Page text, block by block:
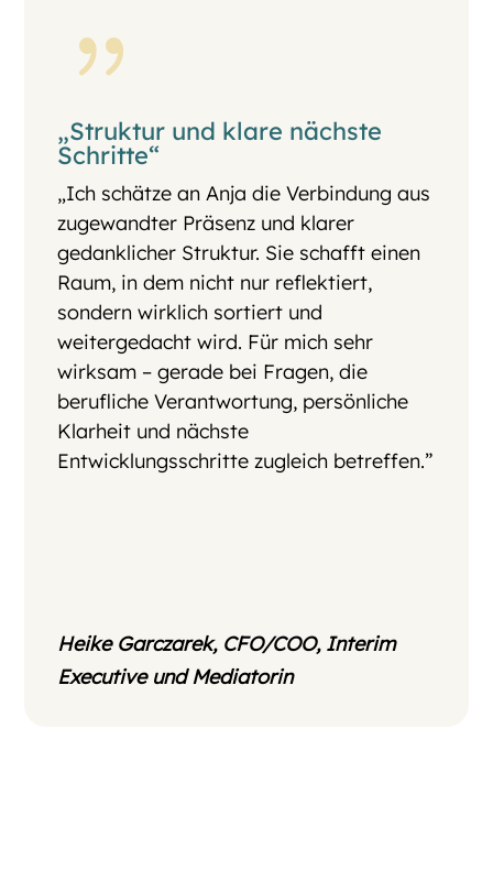
{
„Struktur und klare nächste
Schritte“
„Ich schätze an Anja die Verbindung aus
zugewandter Präsenz und klarer
gedanklicher Struktur. Sie schafft einen
Raum, in dem nicht nur reflektiert,
sondern wirklich sortiert und
weitergedacht wird. Für mich sehr
wirksam – gerade bei Fragen, die
berufliche Verantwortung, persönliche
Klarheit und nächste
Entwicklungsschritte zugleich betreffen.”
Heike Garczarek, CFO/COO, Interim
Executive und Mediatorin